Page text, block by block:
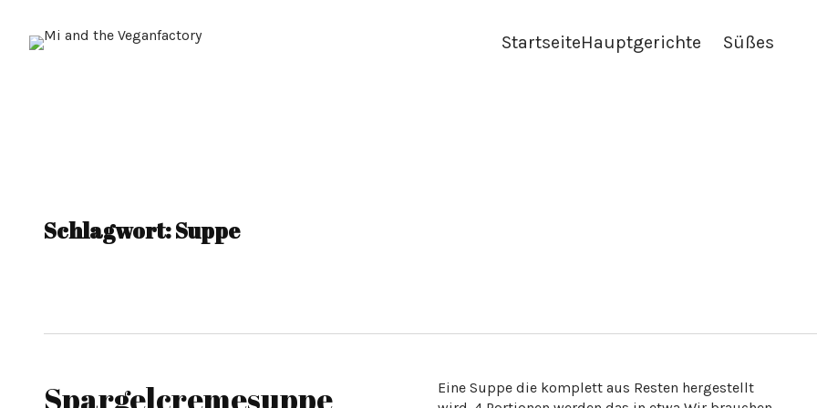
StartseiteHauptgerichte Süßes
Schlagwort:Suppe
Spargelcremesuppe
Eine Suppe die komplett aus Resten hergestellt